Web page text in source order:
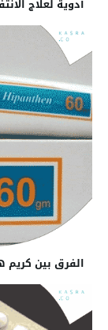
أدوية لعلاج الانتفاخ
الفرق بين كريم